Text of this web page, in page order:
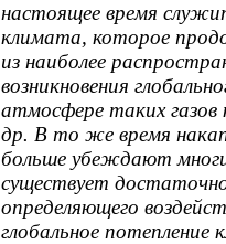
настоящее время
климата, которое
из наиболее
возникновения
атмосфере таких газов
др. В то же время
больше убеждают
существует
определяющего
глобальное потепление